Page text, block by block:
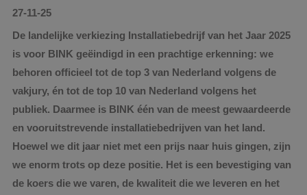
27-11-25
De landelijke verkiezing Installatiebedrijf van het Jaar 2025
is voor BINK geëindigd in een prachtige erkenning: we
behoren officieel tot de top 3 van Nederland volgens de
vakjury, én tot de top 10 van Nederland volgens het
publiek. Daarmee is BINK één van de meest gewaardeerde
en vooruitstrevende installatiebedrijven van het land.
Hoewel we dit jaar niet met een prijs naar huis gingen, zijn
we enorm trots op deze positie. Het is een bevestiging van
de koers die we varen, de kwaliteit die we leveren en het